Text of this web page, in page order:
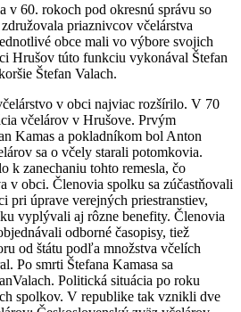
v 60. rokoch pod okresnú správu so
priaznivcov včelárstva
obce mali vo výbore svojich
Hrušov túto funkciu vykonával Štefan
Štefan Valach.
v obci najviac rozšírilo. V 70
včelárov v Hrušove. Prvým
Kamas a pokladníkom bol Anton
sa o včely starali potomkovia.
k zanechaniu tohto remesla, čo
v obci. Členovia spolku sa zúčastňovali
pri úprave verejných priestranstiev,
vyplývali aj rôzne benefity. Členovia
odborné časopisy, tiež
od štátu podľa množstva včelích
Po smrti Štefana Kamasa sa
Politická situácia po roku
spolkov. V republike tak vznikli dve